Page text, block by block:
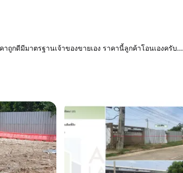
ถูกดีมีมาตรฐานเจ้าของขายเอง ราคานี้ลูกค้าโอนเองครับ...